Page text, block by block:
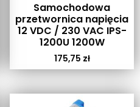
Samochodowa
przetwornica napięcia
12 VDC / 230 VAC IPS-
1200U 1200W
175,75 zł